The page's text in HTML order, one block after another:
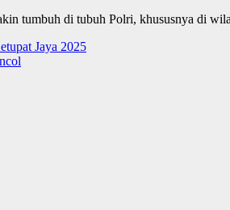
tumbuh di tubuh Polri, khususnya di
Jaya 2025